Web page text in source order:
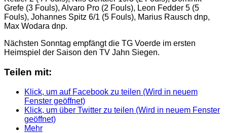
Grefe (3 Fouls), Alvaro Pro (2 Fouls), Leon Fedder 5 (5
Fouls), Johannes Spitz 6/1 (5 Fouls), Marius Rausch dnp,
Max Wodara dnp.
Nächsten Sonntag empfängt die TG Voerde im ersten
Heimspiel der Saison den TV Jahn Siegen.
Teilen mit:
Klick, um auf Facebook zu teilen (Wird in neuem
Fenster geöffnet)
Klick, um über Twitter zu teilen (Wird in neuem Fenster
geöffnet)
Mehr